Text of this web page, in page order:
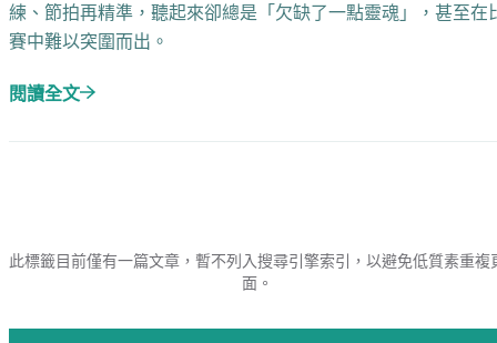
練、節拍再精準，聽起來卻總是「欠缺了一點靈魂」，甚至在
賽中難以突圍而出。
閱讀全文
此標籤目前僅有一篇文章，暫不列入搜尋引擎索引，以避免低質素重複
面。